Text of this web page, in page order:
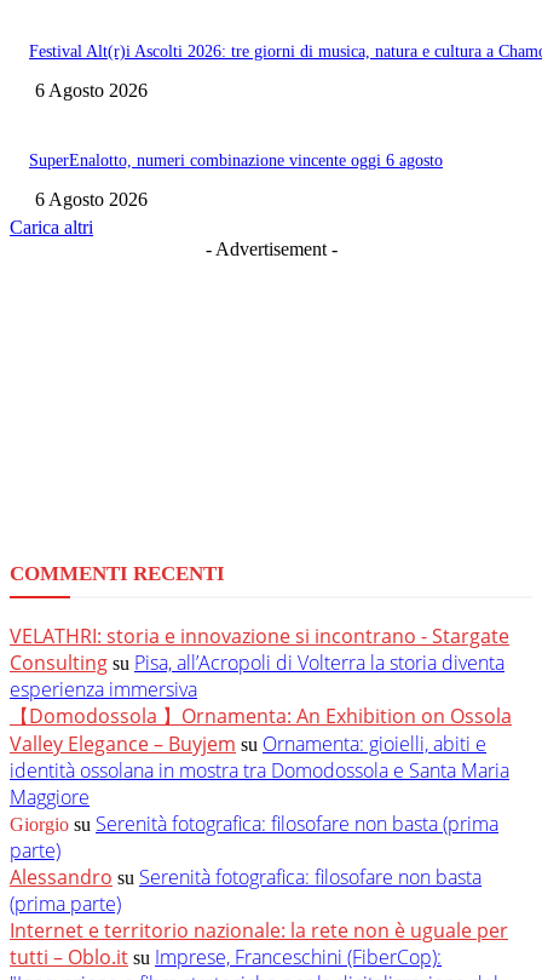
Festival Alt(r)i Ascolti 2026: tre giorni di musica, natura e cultura a
6 Agosto 2026
SuperEnalotto, numeri combinazione vincente oggi 6 agosto
6 Agosto 2026
Carica altri
- Advertisement -
COMMENTI RECENTI
VELATHRI: storia e innovazione si incontrano - Stargate
Consulting su Pisa, all’Acropoli di Volterra la storia diventa
esperienza immersiva
【Domodossola 】Ornamenta: An Exhibition on Ossola
Valley Elegance – Buyjem su Ornamenta: gioielli, abiti e
identità ossolana in mostra tra Domodossola e Santa Maria
Maggiore
Giorgio su Serenità fotografica: filosofare non basta (prima
parte)
Alessandro su Serenità fotografica: filosofare non basta
(prima parte)
Internet e territorio nazionale: la rete non è uguale per
tutti – Oblo.it su Imprese, Franceschini (FiberCop):